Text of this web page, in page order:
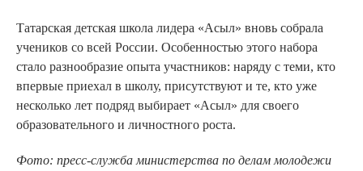
Татарская детская школа лидера «Асыл» вновь собрала
учеников со всей России. Особенностью этого набора
стало разнообразие опыта участников: наряду с теми, кто
впервые приехал в школу, присутствуют и те, кто уже
несколько лет подряд выбирает «Асыл» для своего
образовательного и личностного роста.
Фото: пресс-служба министерства по делам молодежи